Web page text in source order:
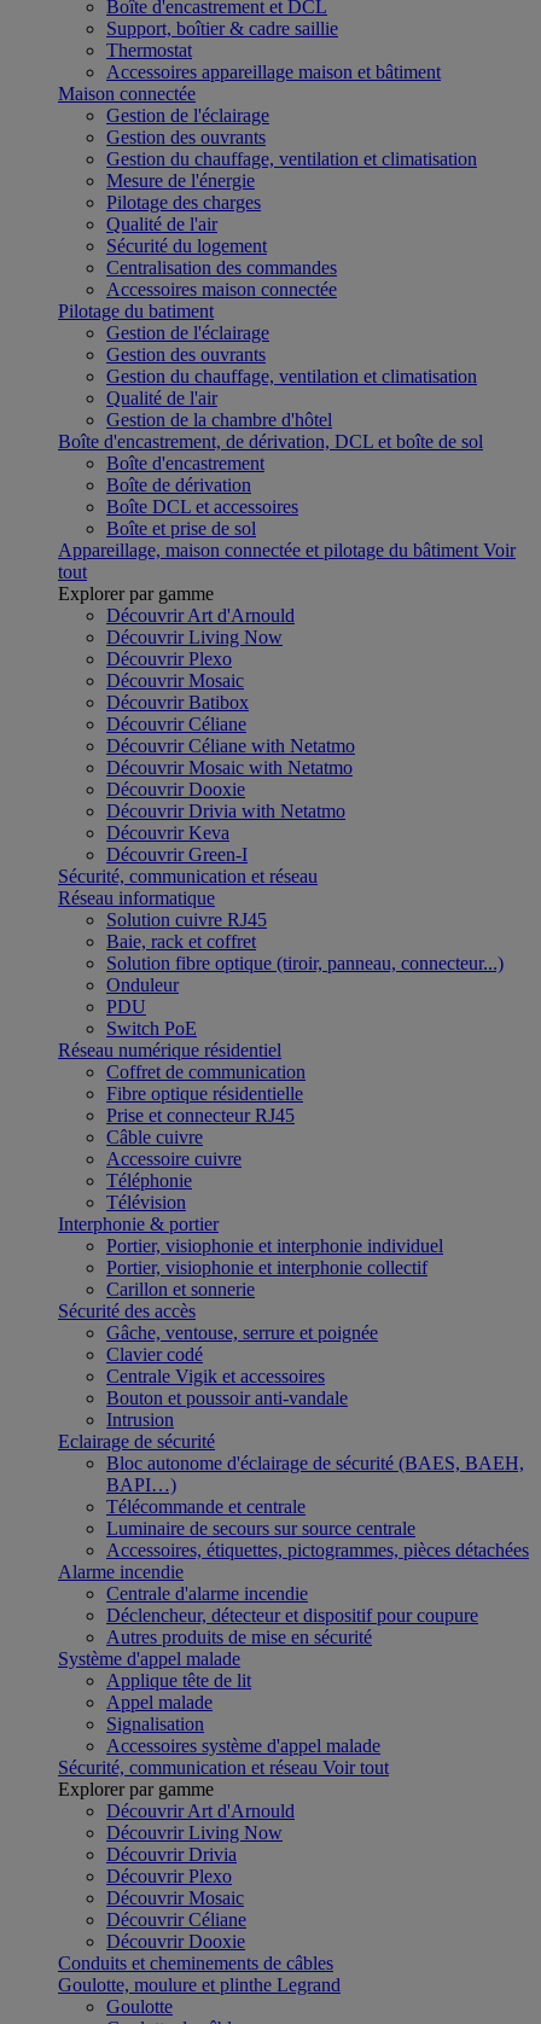
Boîte d'encastrement et DCL
Support, boîtier & cadre saillie
Thermostat
Accessoires appareillage maison et bâtiment
Maison connectée
Gestion de l'éclairage
Gestion des ouvrants
Gestion du chauffage, ventilation et climatisation
Mesure de l'énergie
Pilotage des charges
Qualité de l'air
Sécurité du logement
Centralisation des commandes
Accessoires maison connectée
Pilotage du batiment
Gestion de l'éclairage
Gestion des ouvrants
Gestion du chauffage, ventilation et climatisation
Qualité de l'air
Gestion de la chambre d'hôtel
Boîte d'encastrement, de dérivation, DCL et boîte de sol
Boîte d'encastrement
Boîte de dérivation
Boîte DCL et accessoires
Boîte et prise de sol
Appareillage, maison connectée et pilotage du bâtiment Voir
tout
Explorer par gamme
Découvrir Art d'Arnould
Découvrir Living Now
Découvrir Plexo
Découvrir Mosaic
Découvrir Batibox
Découvrir Céliane
Découvrir Céliane with Netatmo
Découvrir Mosaic with Netatmo
Découvrir Dooxie
Découvrir Drivia with Netatmo
Découvrir Keva
Découvrir Green-I
Sécurité, communication et réseau
Réseau informatique
Solution cuivre RJ45
Baie, rack et coffret
Solution fibre optique (tiroir, panneau, connecteur...)
Onduleur
PDU
Switch PoE
Réseau numérique résidentiel
Coffret de communication
Fibre optique résidentielle
Prise et connecteur RJ45
Câble cuivre
Accessoire cuivre
Téléphonie
Télévision
Interphonie & portier
Portier, visiophonie et interphonie individuel
Portier, visiophonie et interphonie collectif
Carillon et sonnerie
Sécurité des accès
Gâche, ventouse, serrure et poignée
Clavier codé
Centrale Vigik et accessoires
Bouton et poussoir anti-vandale
Intrusion
Eclairage de sécurité
Bloc autonome d'éclairage de sécurité (BAES, BAEH,
BAPI…)
Télécommande et centrale
Luminaire de secours sur source centrale
Accessoires, étiquettes, pictogrammes, pièces détachées
Alarme incendie
Centrale d'alarme incendie
Déclencheur, détecteur et dispositif pour coupure
Autres produits de mise en sécurité
Système d'appel malade
Applique tête de lit
Appel malade
Signalisation
Accessoires système d'appel malade
Sécurité, communication et réseau Voir tout
Explorer par gamme
Découvrir Art d'Arnould
Découvrir Living Now
Découvrir Drivia
Découvrir Plexo
Découvrir Mosaic
Découvrir Céliane
Découvrir Dooxie
Conduits et cheminements de câbles
Goulotte, moulure et plinthe Legrand
Goulotte